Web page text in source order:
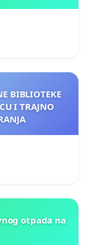
BIBLIOTEKE
I TRAJNO
otpada na